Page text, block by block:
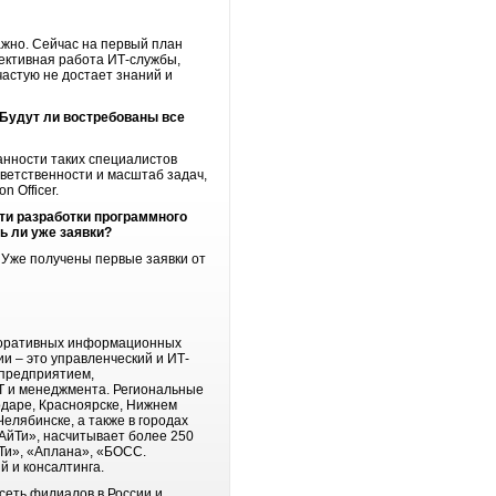
Сейчас на первый план
работа ИТ-службы,
не достает знаний и
ли востребованы все
таких специалистов
и масштаб задач,
Officer.
разработки программного
ли уже заявки?
получены первые заявки от
информационных
– это управленческий и ИТ-
и менеджмента. Региональные
Красноярске, Нижнем
а также в городах
насчитывает более 250
«Аплана», «БОСС.
и консалтинга.